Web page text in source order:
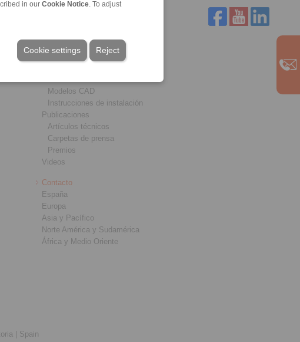
in our Cookie Notice . To adjust
Reject
Cookie settings
Descarga
Modelos CAD
Instrucciones de instalación
Publicaciones
Artículos técnicos
Carpetas de prensa
Premios
Videos
Contacto
España
Europa
Asia y Pacífico
Norte América y Sudamérica
África y Medio Oriente
| Spain